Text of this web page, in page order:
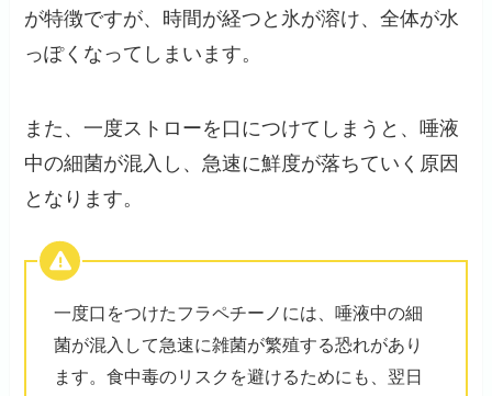
が特徴ですが、時間が経つと氷が溶け、全体が水
っぽくなってしまいます。
また、一度ストローを口につけてしまうと、唾液
中の細菌が混入し、急速に鮮度が落ちていく原因
となります。
一度口をつけたフラペチーノには、唾液中の細
菌が混入して急速に雑菌が繁殖する恐れがあり
ます。食中毒のリスクを避けるためにも、翌日